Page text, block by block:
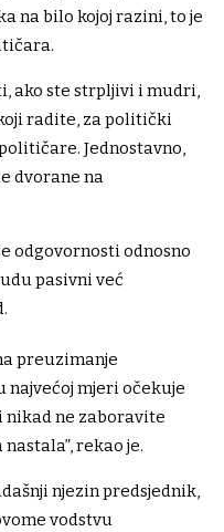
na bilo kojoj razini, to je
ako ste strpljivi i mudri,
radite, za politički
Jednostavno,
dvorane na
odgovornosti odnosno
pasivni već
preuzimanje
najvećoj mjeri očekuje
nikad ne zaboravite
rekao je.
njezin predsjednik,
vodstvu